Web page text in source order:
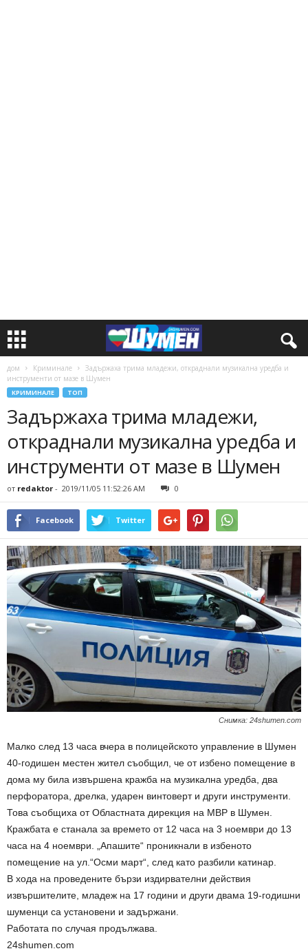
дом Криминале
Задържаха трима младежи, откраднали музикална уредба и
инструменти от мазe в Шумен
КРИМИНАЛЕ ТОП
Задържаха трима младежи,
откраднали музикална уредба и
инструменти от мазe в Шумен
от redaktor - 2019/11/05 11:52:26 AM 0
Facebook Twitter
Снимка: 24shumen.com
Малко след 13 часа вчера в полицейското управление в Шумен
40-годишен местен жител съобщил, че от избено помещение в
дома му била извършена кражба на музикална уредба, два
перфоратора, дрелка, ударен винтоверт и други инструменти.
Това съобщиха от Областната дирекция на МВР в Шумен.
Кражбата е станала за времето от 12 часа на 3 ноември до 13
часа на 4 ноември. „Апашите“ проникнали в избеното
помещение на ул.“Осми март“, след като разбили катинар.
В хода на проведените бързи издирвателни действия
извършителите, младеж на 17 години и други двама 19-годишни
шуменци са установени и задържани.
Работата по случая продължава.
24shumen.com